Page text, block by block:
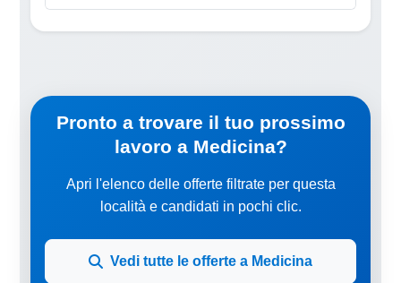
Pronto a trovare il tuo prossimo
lavoro a Medicina?
Apri l'elenco delle offerte filtrate per questa
località e candidati in pochi clic.
Vedi tutte le offerte a Medicina